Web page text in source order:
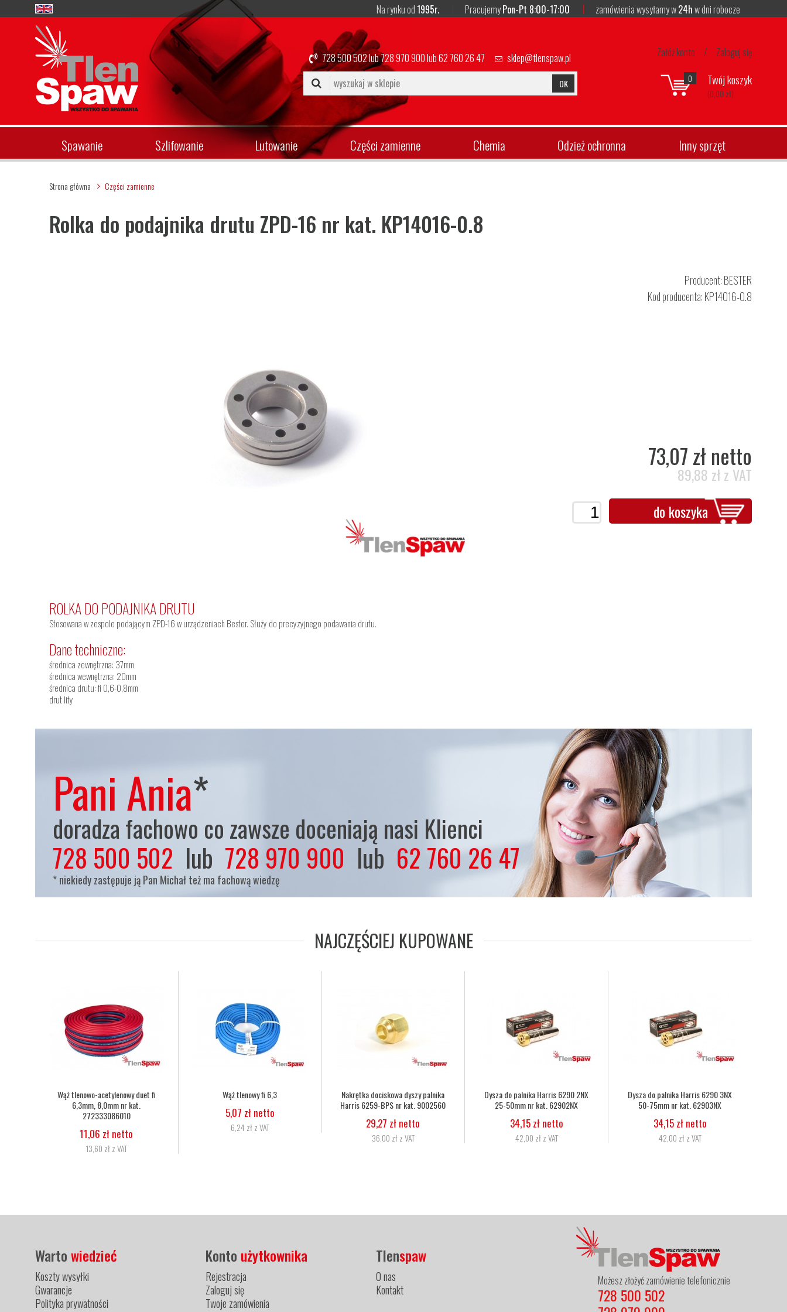
Na rynku od1995r. PracujemyPon-Pt 8:00-17:00 zamówienia wysyłamy w24hw dni robocze
728 500 502lub728 970 900lub62 760 26 47 sklep@tlenspaw.pl
OK
Załóż konto / Zaloguj się
0 Twój koszyk
(0,00 zł)
Spawanie Szlifowanie Lutowanie Części zamienne Chemia Odzież ochronna Inny sprzęt
Strona główna Części zamienne
Rolka do podajnika drutu ZPD-16 nr kat. KP14016-0.8
Producent:BESTER
Kod producenta: KP14016-0.8
73,07 zł netto
89,88 zł z VAT
do koszyka
ROLKA DO PODAJNIKA DRUTU
Stosowana w zespole podającym ZPD-16 w urządzeniach Bester. Służy do precyzyjnego podawania drutu.
Dane techniczne:
średnica zewnętrzna: 37mm
średnica wewnętrzna: 20mm
średnica drutu: fi 0,6-0,8mm
drut lity
Pani Ania*
doradza fachowo co zawsze doceniają nasi Klienci
728 500 502 lub 728 970 900 lub 62 760 26 47
* niekiedy zastępuje ją Pan Michał też ma fachową wiedzę
NAJCZĘŚCIEJ KUPOWANE
Nakrętka dociskowa dyszy palnika
Harris 6259-BPS nr kat. 9002560
29,27 zł netto
36,00 zł z VAT
Dysza do palnika Harris 6290 2NX
34,15 zł netto
Dysza do palnika Harris 6290 3NX
50-75mm nr kat. 62903NX
34,15 zł netto
42,00 zł z VAT
Wąż tlenowo-acetylenowy duet fi
6,3mm, 8,0mm nr kat.
11,06 zł netto
Wąż tlenowy fi 6,3
5,07 zł netto
6,24 zł z VAT
Możesz złożyć zamówienie telefonicznie
728 500 502
Wartowiedzieć
Koszty wysyłki
Gwarancje
Polityka prywatności
Konto użytkownika
Rejestracja
Zaloguj się
Twoje zamówienia
Tlenspaw
O nas
Kontakt